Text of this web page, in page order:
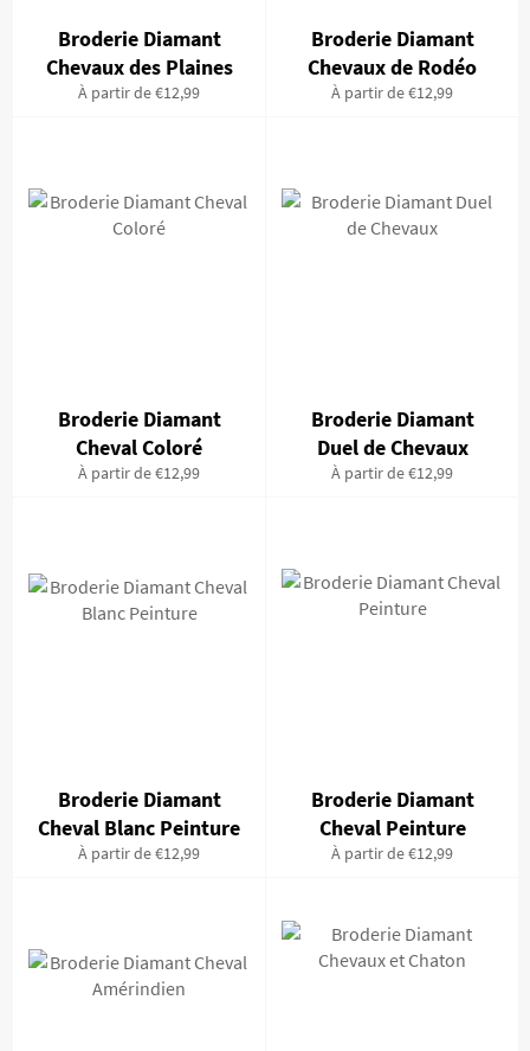
Broderie Diamant
Chevaux des Plaines
À partir de €12,99
Broderie Diamant
Chevaux de Rodéo
À partir de €12,99
Broderie Diamant
Cheval Coloré
À partir de €12,99
Broderie Diamant
Duel de Chevaux
À partir de €12,99
Broderie Diamant
Cheval Blanc Peinture
À partir de €12,99
Broderie Diamant
Cheval Peinture
À partir de €12,99